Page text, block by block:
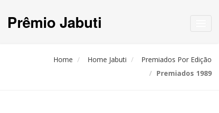
Prêmio Jabuti
Home Home Jabuti
Premiados Por Edição
Premiados 1989